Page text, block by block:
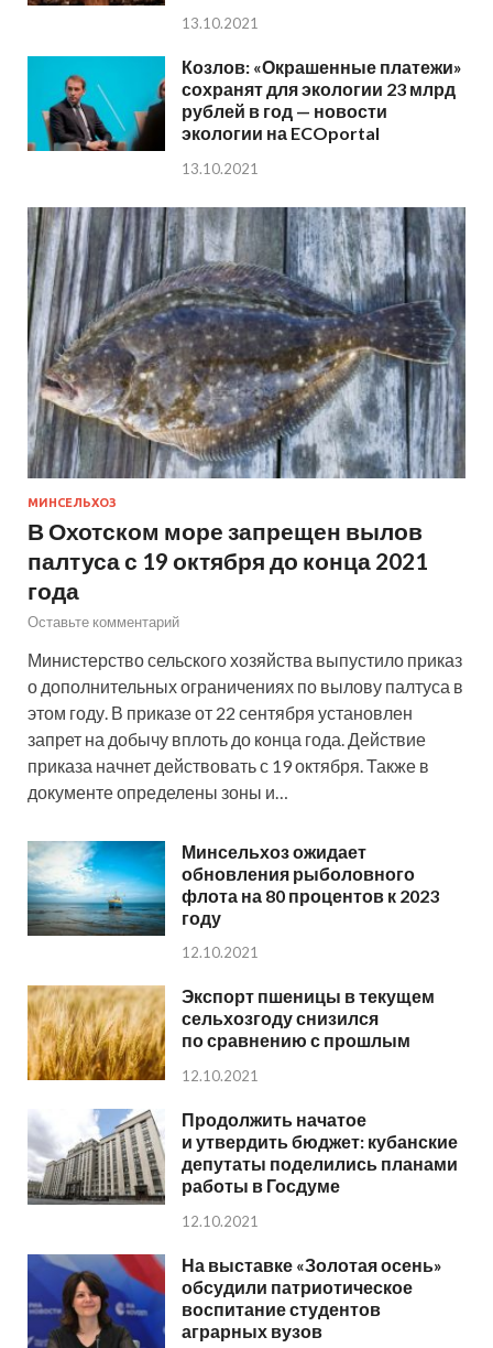
13.10.2021
Козлов: «Окрашенные платежи»
сохранят для экологии 23 млрд
рублей в год — новости
экологии на ECOportal
13.10.2021
МИНСЕЛЬХОЗ
В Охотском море запрещен вылов
палтуса с 19 октября до конца 2021
года
Оставьте комментарий
Министерство сельского хозяйства выпустило приказ
о дополнительных ограничениях по вылову палтуса в
этом году. В приказе от 22 сентября установлен
запрет на добычу вплоть до конца года. Действие
приказа начнет действовать с 19 октября. Также в
документе определены зоны и…
Минсельхоз ожидает
обновления рыболовного
флота на 80 процентов к 2023
году
12.10.2021
Экспорт пшеницы в текущем
сельхозгоду снизился
по сравнению с прошлым
12.10.2021
Продолжить начатое
и утвердить бюджет: кубанские
депутаты поделились планами
работы в Госдуме
12.10.2021
На выставке «Золотая осень»
обсудили патриотическое
воспитание студентов
аграрных вузов